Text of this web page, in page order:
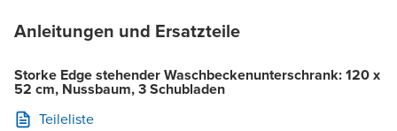
Anleitungen und Ersatzteile
Storke Edge stehender Waschbeckenunterschrank: 120 x
52 cm, Nussbaum, 3 Schubladen
Teileliste